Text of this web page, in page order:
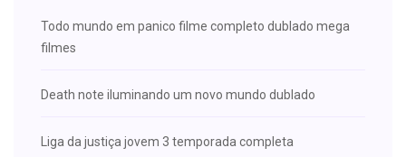
Todo mundo em panico filme completo dublado mega
filmes
Death note iluminando um novo mundo dublado
Liga da justiça jovem 3 temporada completa